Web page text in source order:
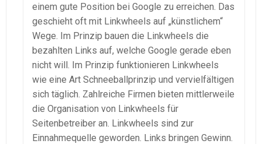
einem gute Position bei Google zu erreichen. Das
geschieht oft mit Linkwheels auf „künstlichem“
Wege. Im Prinzip bauen die Linkwheels die
bezahlten Links auf, welche Google gerade eben
nicht will. Im Prinzip funktionieren Linkwheels
wie eine Art Schneeballprinzip und vervielfältigen
sich täglich. Zahlreiche Firmen bieten mittlerweile
die Organisation von Linkwheels für
Seitenbetreiber an. Linkwheels sind zur
Einnahmequelle geworden. Links bringen Gewinn.